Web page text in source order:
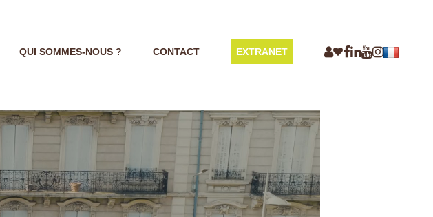
QUI SOMMES-NOUS ? CONTACT EXTRANET